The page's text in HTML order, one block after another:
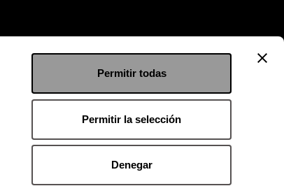
Permitir todas
Permitir la selección
Denegar